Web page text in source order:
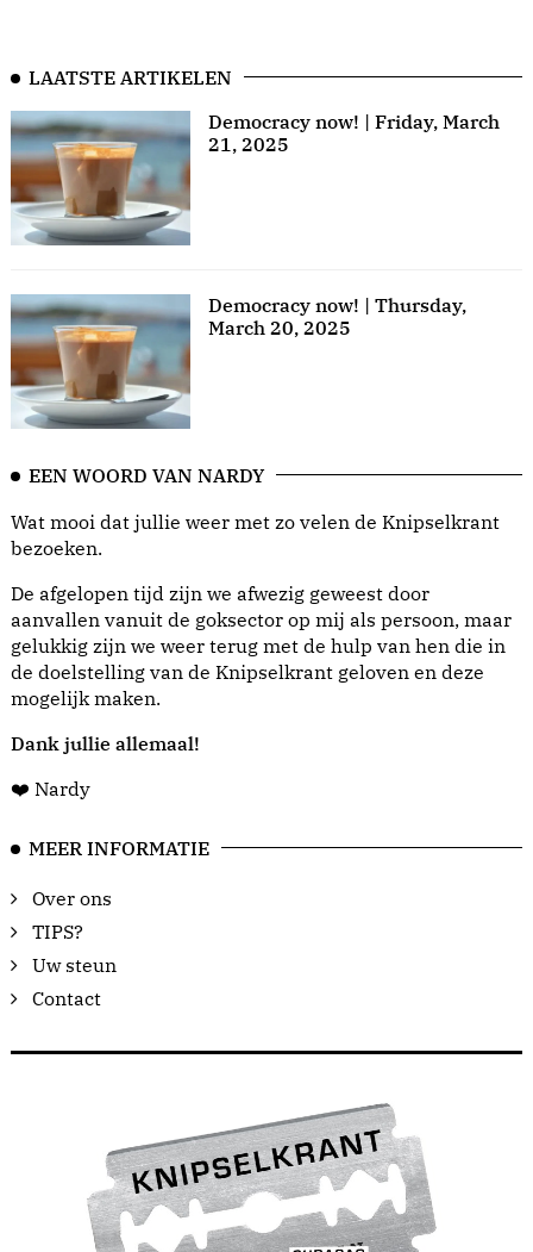
LAATSTE ARTIKELEN
Democracy now! | Friday, March
21, 2025
Democracy now! | Thursday,
March 20, 2025
EEN WOORD VAN NARDY
Wat mooi dat jullie weer met zo velen de Knipselkrant
bezoeken.
De afgelopen tijd zijn we afwezig geweest door
aanvallen vanuit de goksector op mij als persoon, maar
gelukkig zijn we weer terug met de hulp van hen die in
de doelstelling van de Knipselkrant geloven en deze
mogelijk maken.
Dank jullie allemaal!
❤️ Nardy
MEER INFORMATIE
Over ons
TIPS?
Uw steun
Contact